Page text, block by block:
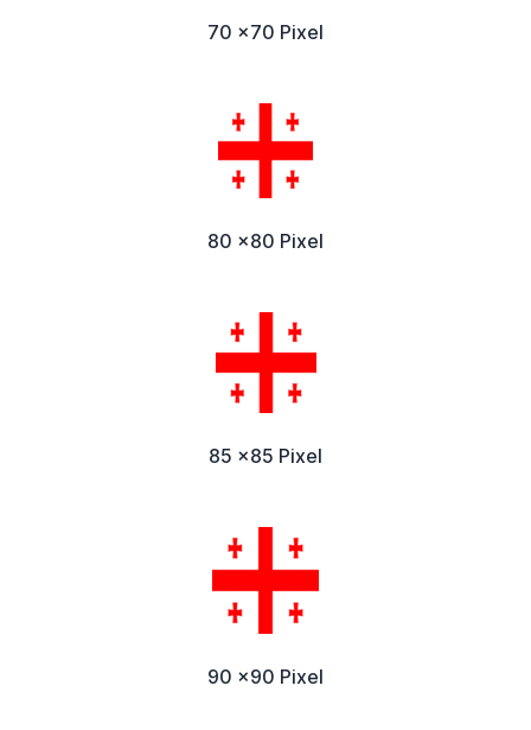
70 x70 Pixel
80 x80 Pixel
85 x85 Pixel
90 x90 Pixel